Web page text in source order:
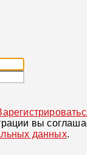
вы
данных.